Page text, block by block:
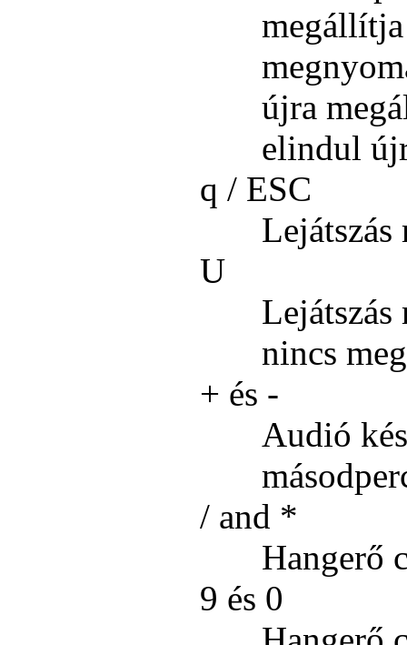
újra
elindul
q / ESC
Lejátszás
U
Lejátszás
nincs
+ és -
Audió
/ and *
Hangerő
9 és 0